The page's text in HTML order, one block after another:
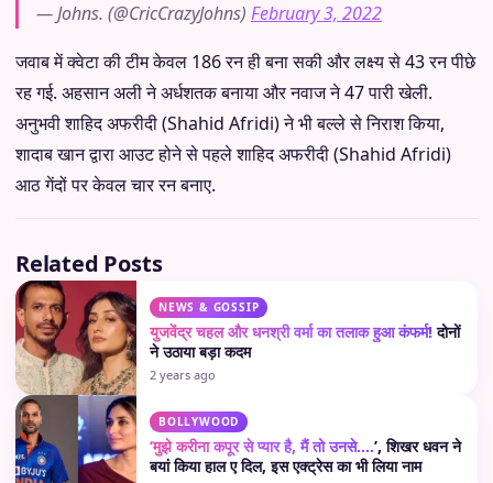
— Johns. (@CricCrazyJohns) February 3, 2022
जवाब में क्वेटा की टीम केवल 186 रन ही बना सकी और लक्ष्य से 43 रन पीछे
रह गई. अहसान अली ने अर्धशतक बनाया और नवाज ने 47 पारी खेली.
अनुभवी शाहिद अफरीदी (Shahid Afridi) ने भी बल्ले से निराश किया,
शादाब खान द्वारा आउट होने से पहले शाहिद अफरीदी (Shahid Afridi)
आठ गेंदों पर केवल चार रन बनाए.
Related Posts
NEWS & GOSSIP
युजवेंद्र चहल और धनश्री वर्मा का तलाक हुआ कंफर्म!दोनों
ने उठाया बड़ा कदम
2 years ago
BOLLYWOOD
‘मुझे करीना कपूर से प्यार है, मैं तो उनसे….’, शिखर धवन ने
बयां किया हाल ए दिल, इस एक्ट्रेस का भी लिया नाम